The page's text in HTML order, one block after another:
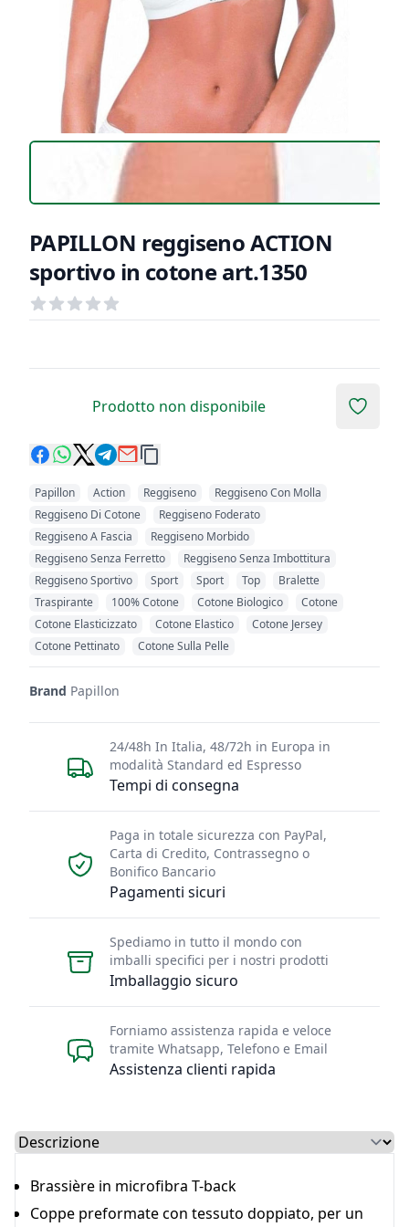
PAPILLON reggiseno ACTION
sportivo in cotone art.1350
Recensioni
out of 5 stars
Prodotto non disponibile Add to
Papillon Action Reggiseno
Reggiseno Con Molla
Reggiseno Di Cotone
Reggiseno Foderato
Reggiseno A Fascia
Reggiseno Morbido
Reggiseno Senza Ferretto
Reggiseno Senza Imbottitura
Reggiseno Sportivo
Sport Sport Top
Bralette
Traspirante
100% Cotone Cotone Biologico
Cotone
Cotone Elasticizzato
Cotone Elastico
Cotone Jersey
Cotone Pettinato
Cotone Sulla Pelle
Brand Papillon
Tempi di consegna
24/48h In Italia, 48/72h in Europa in
modalità Standard ed Espresso
Pagamenti sicuri
Paga in totale sicurezza con PayPal,
Carta di Credito, Contrassegno o
Bonifico Bancario
Imballaggio sicuro
Spediamo in tutto il mondo con
imballi specifici per i nostri prodotti
Assistenza clienti rapida
Forniamo assistenza rapida e veloce
tramite Whatsapp, Telefono e Email
Select a tab
Brassière in microfibra T-back
Coppe preformate con tessuto doppiato, per un